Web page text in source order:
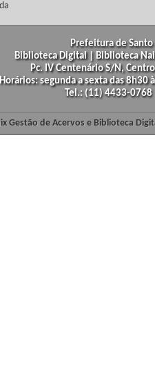
Prefeitura de
Biblioteca Digital | Biblioteca
Pc. IV Centenário S/N,
Horários: segunda a sexta das
Tel.: (11) 4433-
Gestão de Acervos e Biblioteca